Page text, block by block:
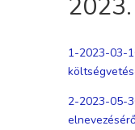
1-2023-03-
2-2023-05-